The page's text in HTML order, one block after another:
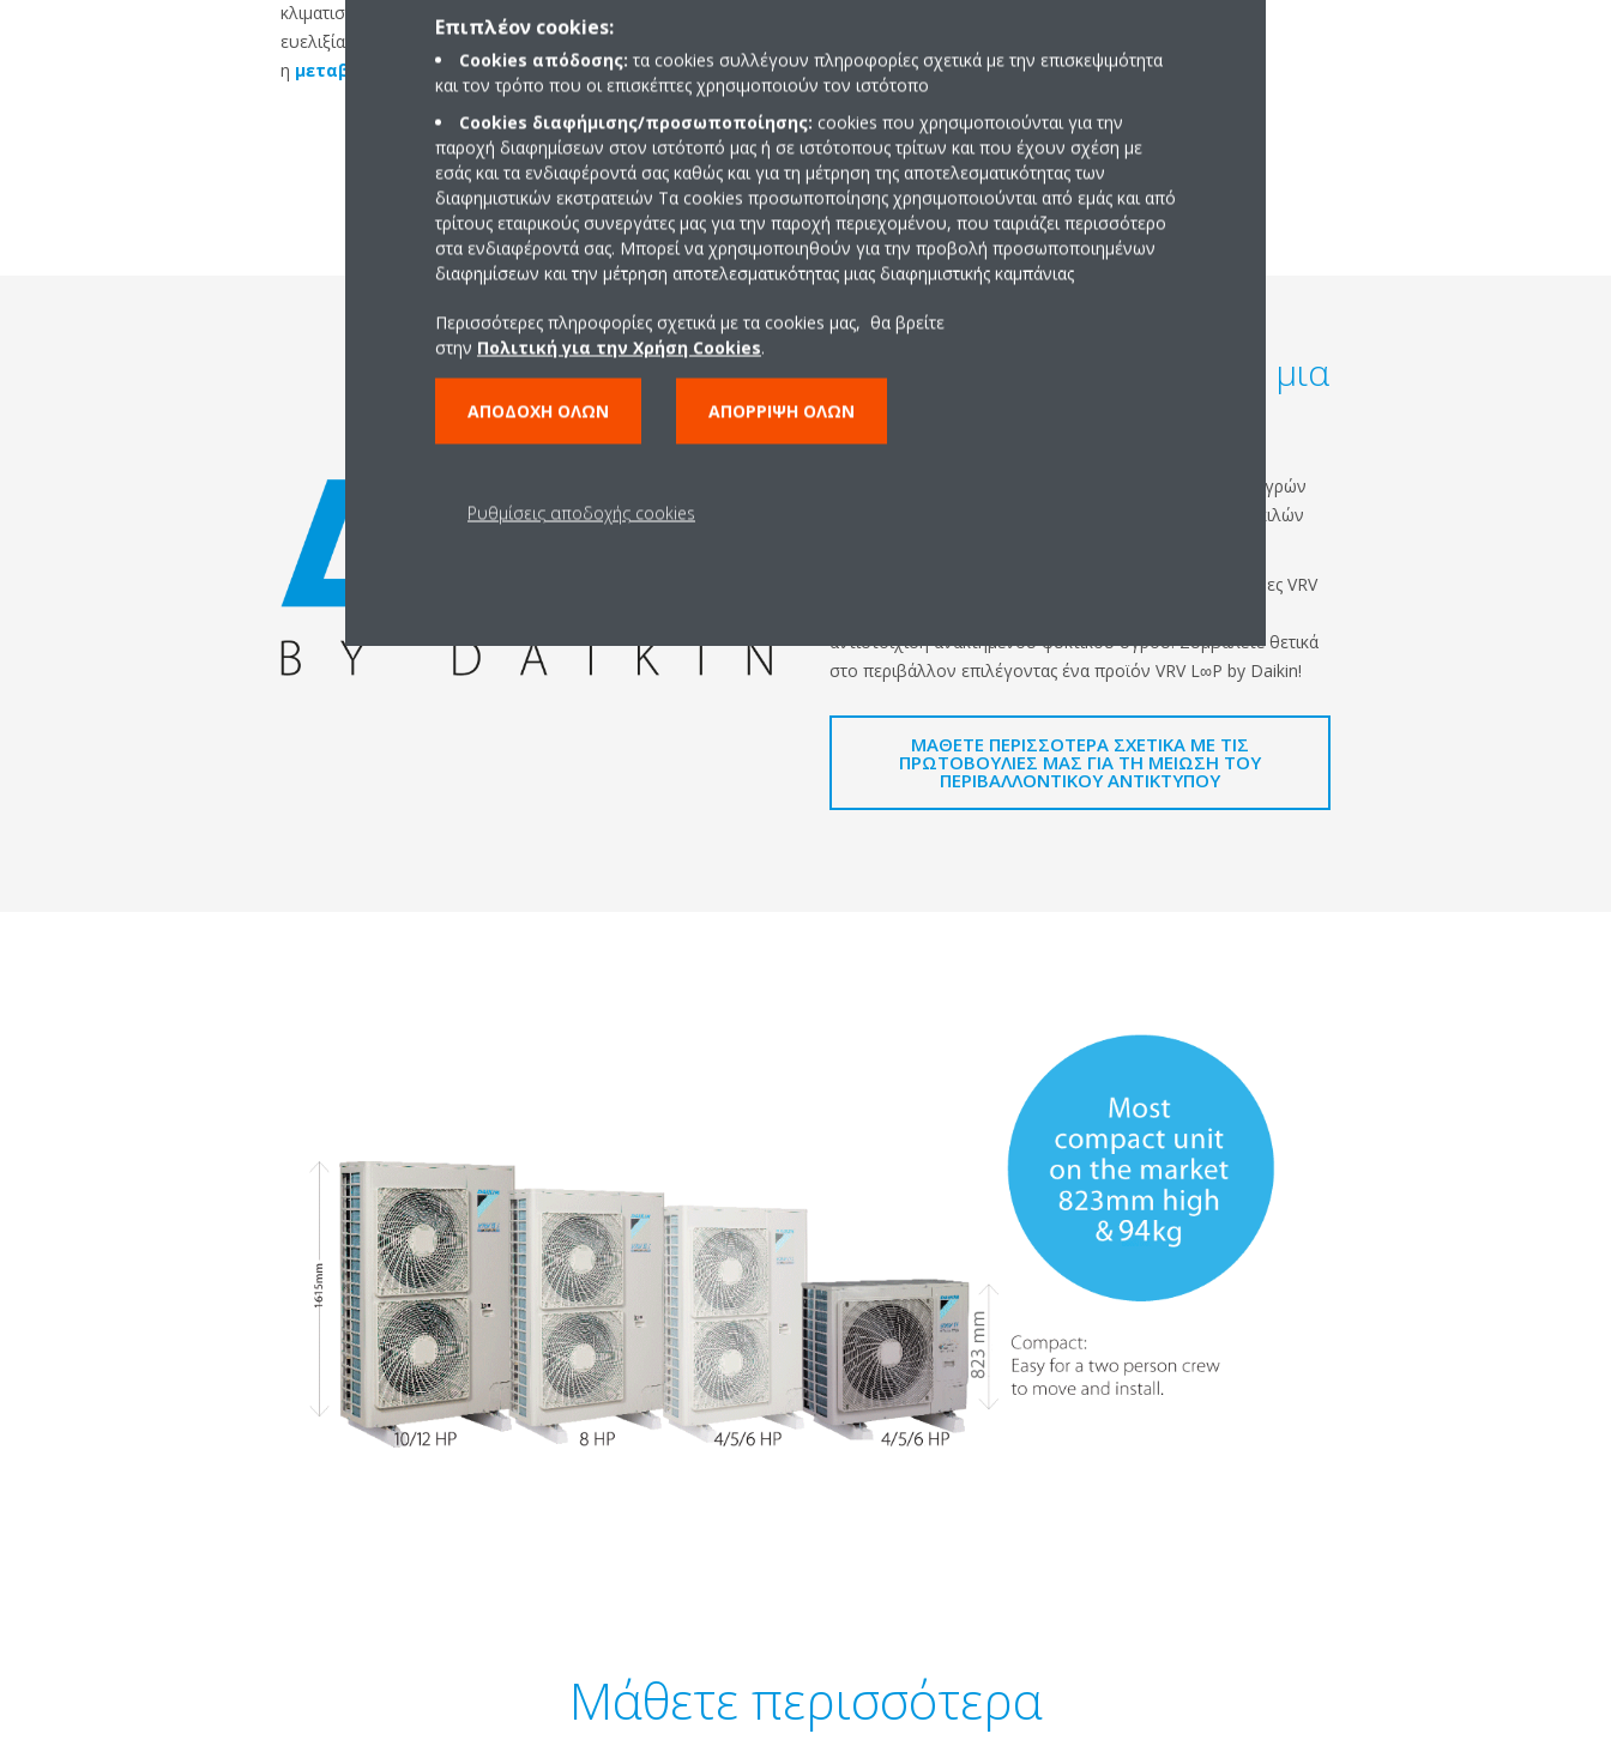
κλιματισμό εσωτερικών χώρων σε συνδυασμό με την άνεση της
ευελιξίας και τα τυπικά χαρακτηριστικά των VRV IV, όπως είναι
η μεταβαλλόμενη θερμοκρασία ψυκτικού.
Κλείσιμο του κύκλου: προς μια
κυκλική οικονομία
Με την επαναχρησιμοποίηση υφιστάμενων ψυκτικών υγρών
αποφεύγεται η παραγωγή περισσότερων από 150.000 κιλών
Οι μονάδες VRV IV+ ανάκτησης θερμότητας και οι μονάδες VRV
αντιστοίχιση ανακτημένου ψυκτικού υγρού. Συμβάλετε θετικά
στο περιβάλλον επιλέγοντας ένα προϊόν VRV L∞P by Daikin!
ΜΆΘΕΤΕ ΠΕΡΙΣΣΌΤΕΡΑ ΣΧΕΤΙΚΆ ΜΕ ΤΙΣ
ΠΡΩΤΟΒΟΥΛΊΕΣ ΜΑΣ ΓΙΑ ΤΗ ΜΕΊΩΣΗ ΤΟΥ
ΠΕΡΙΒΑΛΛΟΝΤΙΚΟΎ ΑΝΤΊΚΤΥΠΟΥ
Μάθετε περισσότερα
Επιπλέον cookies:
Cookies απόδοσης: τα cookies συλλέγουν πληροφορίες σχετικά με την επισκεψιμότητα
και τον τρόπο που οι επισκέπτες χρησιμοποιούν τον ιστότοπο
Cookies διαφήμισης/προσωποποίησης: cookies που χρησιμοποιούνται για την
παροχή διαφημίσεων στον ιστότοπό μας ή σε ιστότοπους τρίτων και που έχουν σχέση με
εσάς και τα ενδιαφέροντά σας καθώς και για τη μέτρηση της αποτελεσματικότητας των
διαφημιστικών εκστρατειών Τα cookies προσωποποίησης χρησιμοποιούνται από εμάς και από
τρίτους εταιρικούς συνεργάτες μας για την παροχή περιεχομένου, που ταιριάζει περισσότερο
στα ενδιαφέροντά σας. Μπορεί να χρησιμοποιηθούν για την προβολή προσωποποιημένων
διαφημίσεων και την μέτρηση αποτελεσματικότητας μιας διαφημιστικής καμπάνιας
Περισσότερες πληροφορίες σχετικά με τα cookies μας, θα βρείτε
στην Πολιτική για την Χρήση Cookies.
ΑΠΟΔΟΧΉ ΌΛΩΝ ΑΠΌΡΡΙΨΗ ΌΛΩΝ
Ρυθμίσεις αποδοχής cookies